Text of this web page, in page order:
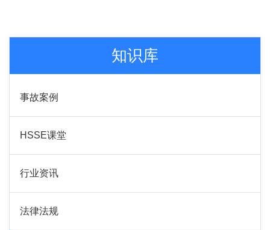
知识库
事故案例
HSSE课堂
行业资讯
法律法规